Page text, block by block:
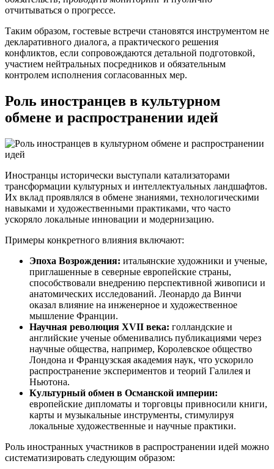
отчитываться о прогрессе.
Таким образом, гостевые встречи становятся инструментом не
декларативного диалога, а практического решения
конфликтов, если сопровождаются детальной подготовкой,
участием нейтральных посредников и обязательным
контролем исполнения согласованных мер.
Роль иностранцев в культурном
обмене и распространении идей
Иностранцы исторически выступали катализаторами
трансформации культурных и интеллектуальных ландшафтов.
Их вклад проявлялся в обмене знаниями, технологическими
навыками и художественными практиками, что часто
ускоряло локальные инновации и модернизацию.
Примеры конкретного влияния включают:
Эпоха Возрождения: итальянские художники и ученые,
приглашенные в северные европейские страны,
способствовали внедрению перспективной живописи и
анатомических исследований. Леонардо да Винчи
оказал влияние на инженерное и художественное
мышление Франции.
Научная революция XVII века: голландские и
английские ученые обменивались публикациями через
научные общества, например, Королевское общество
Лондона и Французская академия наук, что ускорило
распространение экспериментов и теорий Галилея и
Ньютона.
Культурный обмен в Османской империи:
европейские дипломаты и торговцы привносили книги,
карты и музыкальные инструменты, стимулируя
локальные художественные и научные практики.
Роль иностранных участников в распространении идей можно
систематизировать следующим образом: